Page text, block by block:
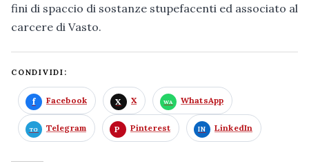
fini di spaccio di sostanze stupefacenti ed associato al
carcere di Vasto.
CONDIVIDI:
Facebook X WhatsApp
Telegram Pinterest LinkedIn